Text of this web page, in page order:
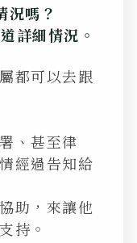
況嗎？
詳細情況。
都可以去跟
、甚至律
經過告知給
助，來讓他
持。